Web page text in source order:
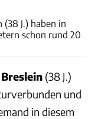
J.) haben in
schon rund 20
(38 J.)
und
in diesem